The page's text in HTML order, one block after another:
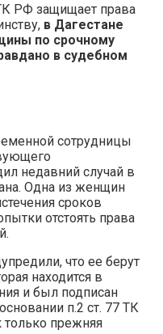
РФ защищает права
в Дагестане
по срочному
в судебном
сотрудницы
недавний случай в
Одна из женщин
сроков
отстоять права
что ее берут
находится в
и был подписан
п.2 ст. 77 ТК
прежняя